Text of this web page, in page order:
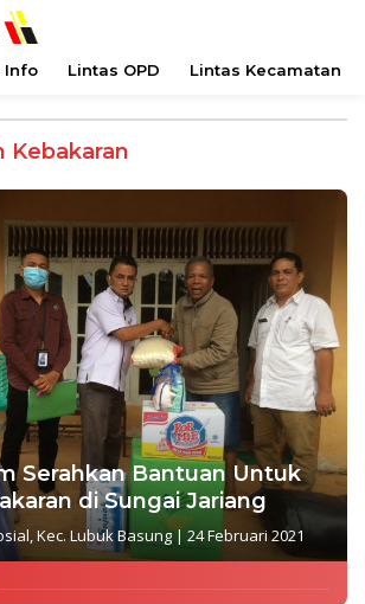
Info Lintas OPD Lintas Kecamatan
Kebakaran
Serahkan Bantuan Untuk
di Sungai Jariang
Kec. Lubuk Basung|24 Februari 2021